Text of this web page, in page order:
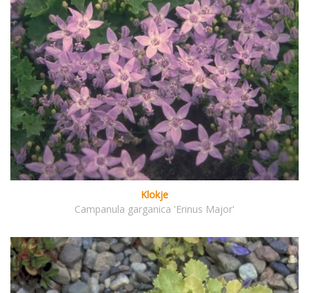
Klokje
Campanula garganica 'Erinus Major'